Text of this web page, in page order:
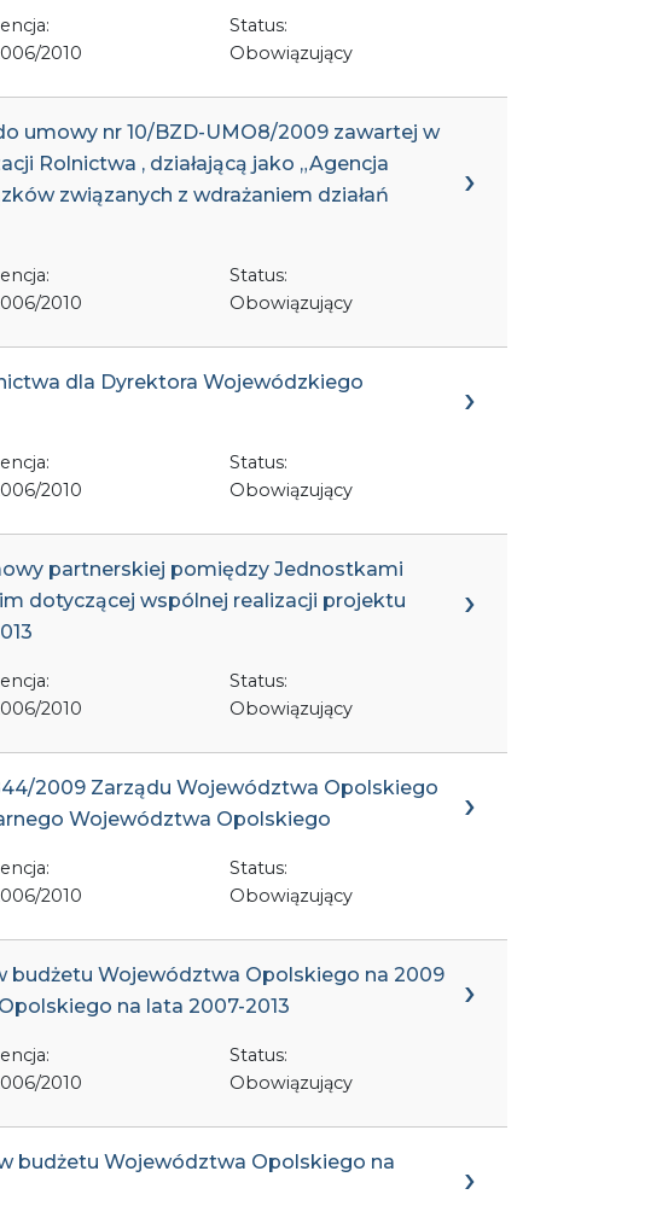
2010
Status:
Obowiązujący
umowy nr 10/BZD-UMO8/2009 zawartej w
Rolnictwa , działającą jako „Agencja
związanych z wdrażaniem działań
2010
Status:
Obowiązujący
dla Dyrektora Wojewódzkiego
2010
Status:
Obowiązujący
partnerskiej pomiędzy Jednostkami
dotyczącej wspólnej realizacji projektu
2010
Status:
Obowiązujący
2009 Zarządu Województwa Opolskiego
Województwa Opolskiego
2010
Status:
Obowiązujący
budżetu Województwa Opolskiego na 2009
na lata 2007-2013
2010
Status:
Obowiązujący
budżetu Województwa Opolskiego na